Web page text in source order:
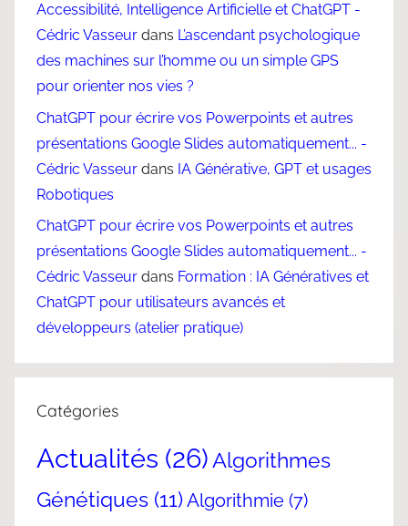
Accessibilité, Intelligence Artificielle et ChatGPT -
Cédric Vasseur dans L’ascendant psychologique
des machines sur l’homme ou un simple GPS
pour orienter nos vies ?
ChatGPT pour écrire vos Powerpoints et autres
présentations Google Slides automatiquement... -
Cédric Vasseur dans IA Générative, GPT et usages
Robotiques
ChatGPT pour écrire vos Powerpoints et autres
présentations Google Slides automatiquement... -
Cédric Vasseur dans Formation : IA Génératives et
ChatGPT pour utilisateurs avancés et
développeurs (atelier pratique)
Catégories
Actualités (26) Algorithmes
Génétiques (11)Algorithmie (7)